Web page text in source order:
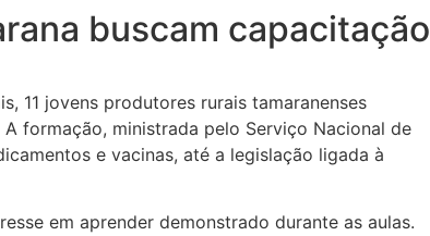
buscam capacitação
11 jovens produtores rurais tamaranenses
formação, ministrada pelo Serviço Nacional de
e vacinas, até a legislação ligada à
em aprender demonstrado durante as aulas.